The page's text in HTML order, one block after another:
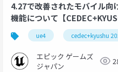
ue-optimize ue-c++
4.27で改善されたモバイル向
機能について【
2021 ONLINE】
ue4 cedec+kyushu
エピック ゲームズ
ジャパン